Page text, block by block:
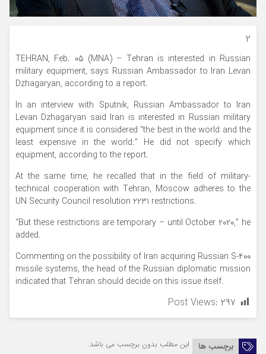
۲
TEHRAN, Feb. 05 (MNA) – Tehran is interested in Russian
military equipment, says Russian Ambassador to Iran Levan
Dzhagaryan, according to a report.
In an interview with Sputnik, Russian Ambassador to Iran
Levan Dzhagaryan said Iran is interested in Russian military
equipment since it is considered “the best in the world and the
least expensive in the world.” He did not specify which
equipment, according to the report.
At the same time, he recalled that in the field of military-
technical cooperation with Tehran, Moscow adheres to the
UN Security Council resolution 2231 restrictions.
“But these restrictions are temporary – until October 2020,” he
added.
Commenting on the possibility of Iran acquiring Russian S-400
missile systems, the head of the Russian diplomatic mission
indicated that Tehran should decide on this issue itself.
Post Views: ۲۹۷
برچسب ها این مطلب بدون برچسب می باشد.